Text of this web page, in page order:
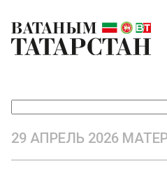
29 АПРЕЛЬ 2026